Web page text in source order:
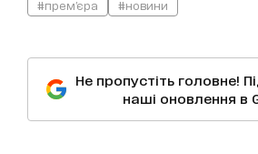
#прем'єра #новини
Не пропустіть головне!
наші оновлення в